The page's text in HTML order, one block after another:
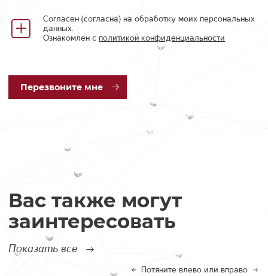
Согласен (согласна) на обработку моих персональных
данных.
Ознакомлен сполитикой конфиденциальности
Перезвоните мне
Вас также могут
заинтересовать
Показать все
Потяните влево или вправо